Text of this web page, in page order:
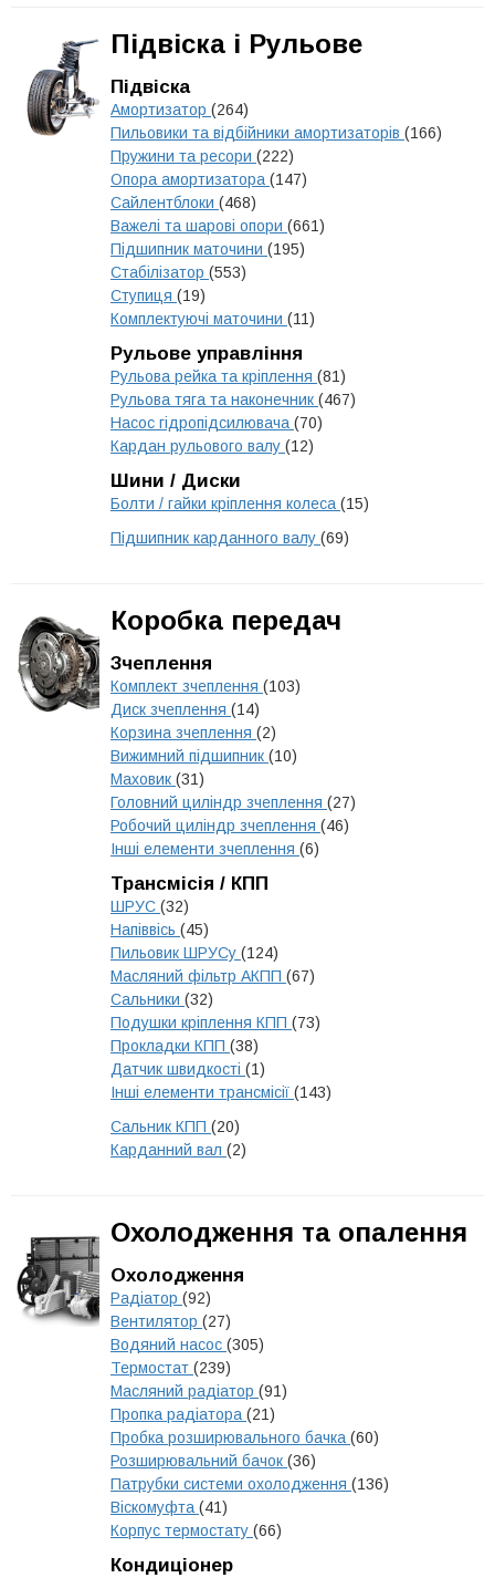
Підвіска і Рульове
Підвіска
Амортизатор (264)
Пильовики та відбійники амортизаторів (166)
Пружини та ресори (222)
Опора амортизатора (147)
Сайлентблоки (468)
Важелі та шарові опори (661)
Підшипник маточини (195)
Стабілізатор (553)
Ступиця (19)
Комплектуючі маточини (11)
Рульове управління
Рульова рейка та кріплення (81)
Рульова тяга та наконечник (467)
Насос гідропідсилювача (70)
Кардан рульового валу (12)
Шини / Диски
Болти / гайки кріплення колеса (15)
Підшипник карданного валу (69)
Коробка передач
Зчеплення
Комплект зчеплення (103)
Диск зчеплення (14)
Корзина зчеплення (2)
Вижимний підшипник (10)
Маховик (31)
Головний циліндр зчеплення (27)
Робочий циліндр зчеплення (46)
Інші елементи зчеплення (6)
Трансмісія / КПП
ШРУС (32)
Напіввісь (45)
Пильовик ШРУСу (124)
Масляний фільтр АКПП (67)
Сальники (32)
Подушки кріплення КПП (73)
Прокладки КПП (38)
Датчик швидкості (1)
Інші елементи трансмісії (143)
Сальник КПП (20)
Карданний вал (2)
Охолодження та опалення
Охолодження
Радіатор (92)
Вентилятор (27)
Водяний насос (305)
Термостат (239)
Масляний радіатор (91)
Пропка радіатора (21)
Пробка розширювального бачка (60)
Розширювальний бачок (36)
Патрубки системи охолодження (136)
Віскомуфта (41)
Корпус термостату (66)
Кондиціонер